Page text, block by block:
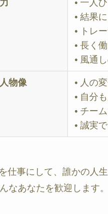
• 一人
• 結果
• トレ
• 長く
• 風通
物像
• 人の
• 自分
• チー
• 誠実
仕事にして、誰かの人生
なあなたを歓迎します。